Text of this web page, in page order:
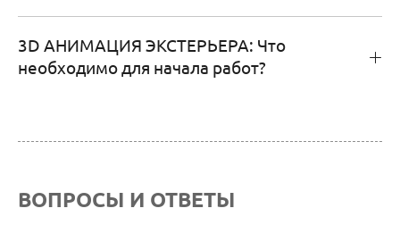
3D АНИМАЦИЯ ЭКСТЕРЬЕРА: Что
необходимо для начала работ?
ВОПРОСЫ И ОТВЕТЫ